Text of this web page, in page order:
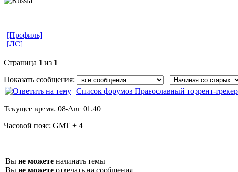
[Профиль]
[ЛС]
Страница 1 из 1
Показать сообщения:
Список форумов Православный торрент-трекер
Текущее время: 08-Авг 01:40
Часовой пояс: GMT + 4
Вы не можете начинать темы
Вы не можете отвечать на сообщения